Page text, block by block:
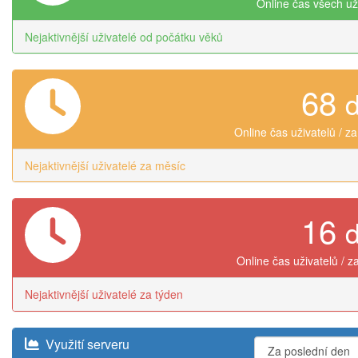
Nejaktivnější uživatelé od počátku věků
68
Online čas uživatelů /
Nejaktivnější uživatelé za měsíc
16
Online čas uživatelů /
Nejaktivnější uživatelé za týden
Využití serveru